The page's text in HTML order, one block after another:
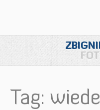
Tag: